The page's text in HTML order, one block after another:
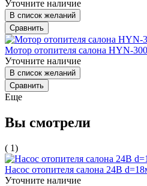
Уточните наличие
В список желаний
Сравнить
Мотор отопителя салона HYN-
Уточните наличие
В список желаний
Сравнить
Еще
Вы смотрели
( 1)
Насос отопителя салона 24В
Уточните наличие